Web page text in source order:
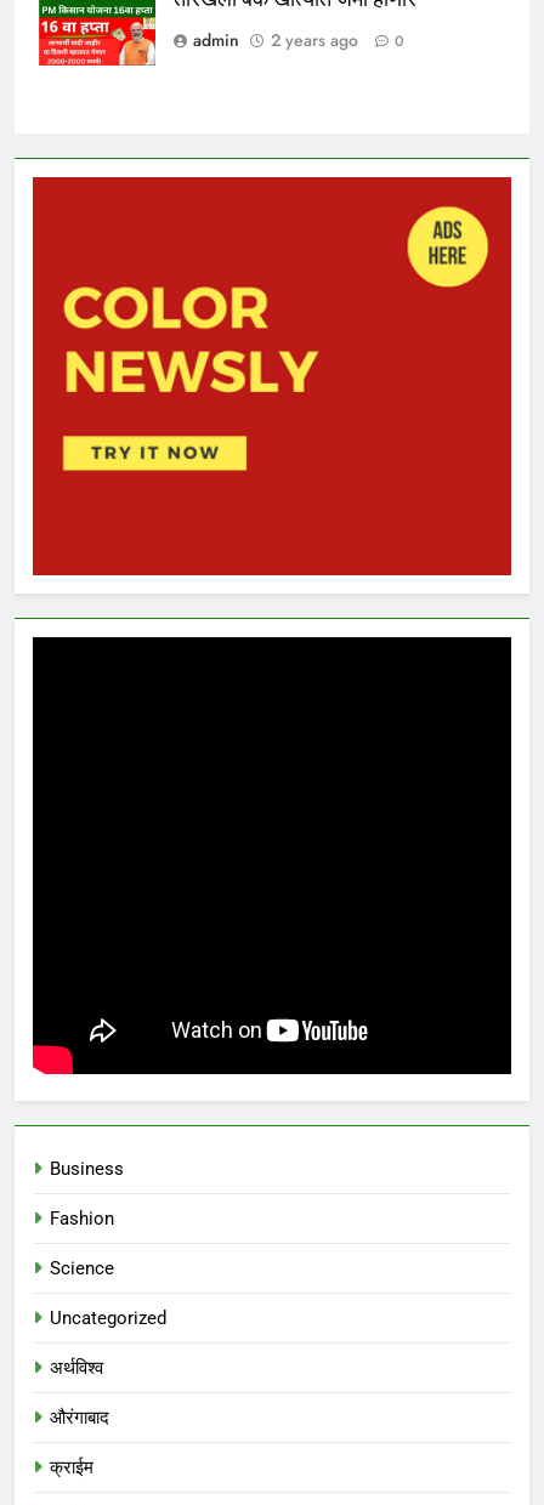
admin
2 years ago 0
Business
Fashion
Science
Uncategorized
अर्थविश्व
औरंगाबाद
क्राईम